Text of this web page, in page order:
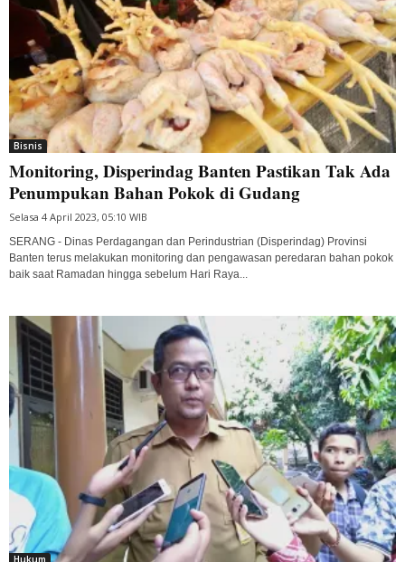
Bisnis
Monitoring, Disperindag Banten Pastikan Tak Ada
Penumpukan Bahan Pokok di Gudang
Selasa 4 April 2023, 05:10 WIB
SERANG - Dinas Perdagangan dan Perindustrian (Disperindag) Provinsi
Banten terus melakukan monitoring dan pengawasan peredaran bahan pokok
baik saat Ramadan hingga sebelum Hari Raya...
Hukum